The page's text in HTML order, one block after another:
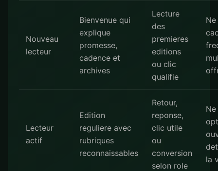
Nouveau
lecteur
Bienvenue qui
explique
promesse,
cadence et
archives
Lecture
des
premieres
editions
ou clic
qualifie
Lecteur
actif
Edition
reguliere avec
rubriques
reconnaissables
Retour,
reponse,
clic utile
ou
conversion
selon role
la